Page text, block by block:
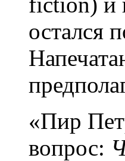
остался
«Пир
вопрос: